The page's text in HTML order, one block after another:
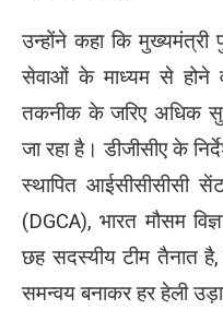
उन्होंने कहा कि मुख्यमंत्री
सेवाओं के माध्यम से होने
तकनीक के जरिए अधिक
जा रहा है। डीजीसीए के
स्थापित आईसीसीसीसी
(DGCA), भारत मौसम
छह सदस्यीय टीम तैनात
समन्वय बनाकर हर हेली